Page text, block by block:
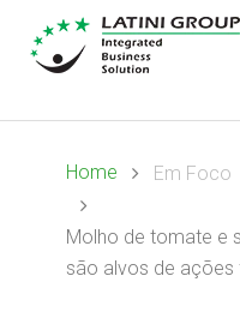
Home Em Foco
Molho de tomate e
são alvos de ações